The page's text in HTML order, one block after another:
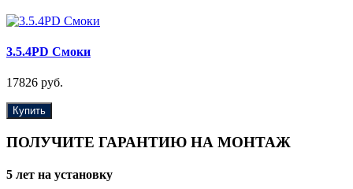
3.5.4PD Смоки
17826 руб.
Купить
ПОЛУЧИТЕ ГАРАНТИЮ НА МОНТАЖ
5 лет на установку